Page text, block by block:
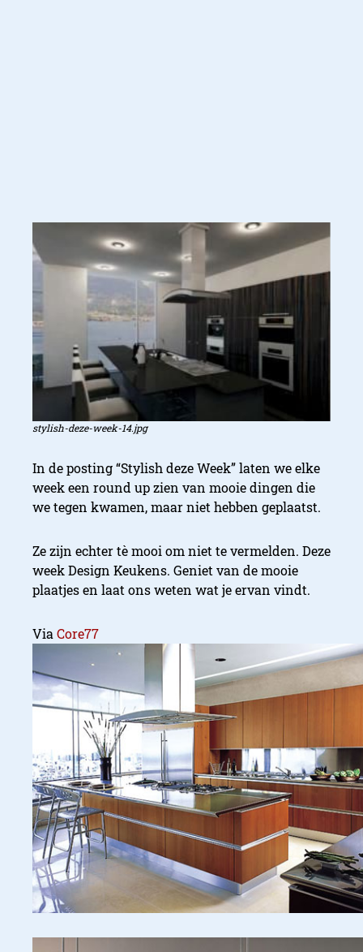
stylish-deze-week-14.jpg
In de posting “Stylish deze Week” laten we elke
week een round up zien van mooie dingen die
we tegen kwamen, maar niet hebben geplaatst.
Ze zijn echter tè mooi om niet te vermelden. Deze
week Design Keukens. Geniet van de mooie
plaatjes en laat ons weten wat je ervan vindt.
ViaCore77